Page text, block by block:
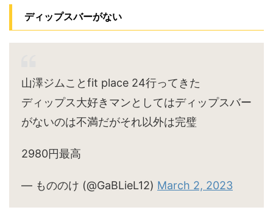
ディップスバーがない
山澤ジムことfit place 24行ってきた
ディップス大好きマンとしてはディップスバー
がないのは不満だがそれ以外は完璧
2980円最高
— もののけ (@GaBLieL12) March 2, 2023